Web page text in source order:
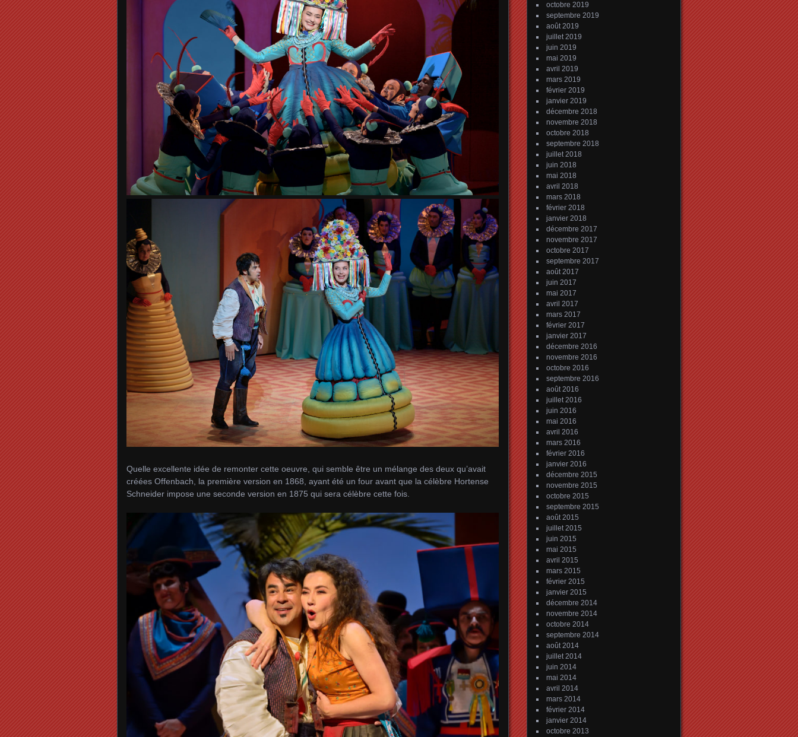
Quelle excellente idée de remonter cette oeuvre, qui semble être un mélange des deux qu’avait
créées Offenbach, la première version en 1868, ayant été un four avant que la célèbre Hortense
Schneider impose une seconde version en 1875 qui sera célèbre cette fois.
octobre 2019
septembre 2019
août 2019
juillet 2019
juin 2019
mai 2019
avril 2019
mars 2019
février 2019
janvier 2019
décembre 2018
novembre 2018
octobre 2018
septembre 2018
juillet 2018
juin 2018
mai 2018
avril 2018
mars 2018
février 2018
janvier 2018
décembre 2017
novembre 2017
octobre 2017
septembre 2017
août 2017
juin 2017
mai 2017
avril 2017
mars 2017
février 2017
janvier 2017
décembre 2016
novembre 2016
octobre 2016
septembre 2016
août 2016
juillet 2016
juin 2016
mai 2016
avril 2016
mars 2016
février 2016
janvier 2016
décembre 2015
novembre 2015
octobre 2015
septembre 2015
août 2015
juillet 2015
juin 2015
mai 2015
avril 2015
mars 2015
février 2015
janvier 2015
décembre 2014
novembre 2014
octobre 2014
septembre 2014
août 2014
juillet 2014
juin 2014
mai 2014
avril 2014
mars 2014
février 2014
janvier 2014
octobre 2013